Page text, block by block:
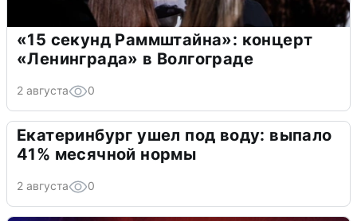
«15 секунд Раммштайна»: концерт
«Ленинграда» в Волгограде
2 августа 0
Екатеринбург ушел под воду: выпало
41% месячной нормы
2 августа 0